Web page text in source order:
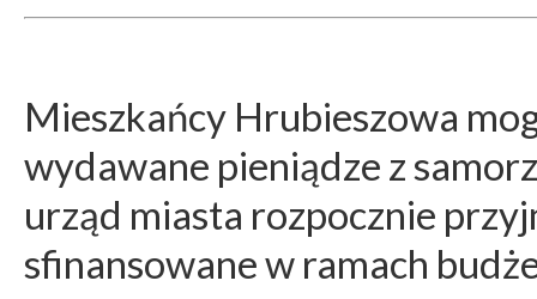
Mieszkańcy Hrubieszowa
wydawane pieniądze z
urząd miasta rozpocznie
sfinansowane w ramach